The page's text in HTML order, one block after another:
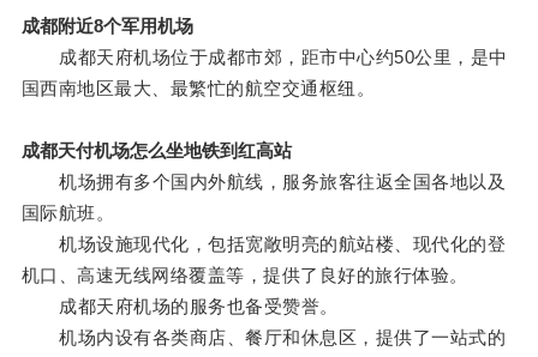
成都附近8个军用机场
成都天府机场位于成都市郊，距市中心约50公里，是中
国西南地区最大、最繁忙的航空交通枢纽。
成都天付机场怎么坐地铁到红高站
机场拥有多个国内外航线，服务旅客往返全国各地以及
国际航班。
机场设施现代化，包括宽敞明亮的航站楼、现代化的登
机口、高速无线网络覆盖等，提供了良好的旅行体验。
成都天府机场的服务也备受赞誉。
机场内设有各类商店、餐厅和休息区，提供了一站式的